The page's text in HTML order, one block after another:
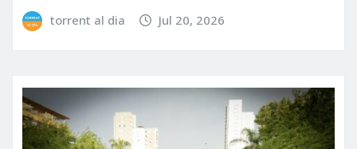
torrent al dia Jul 20, 2026